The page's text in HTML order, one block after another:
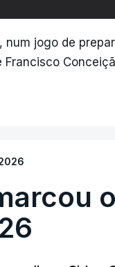
num jogo de
Francisco